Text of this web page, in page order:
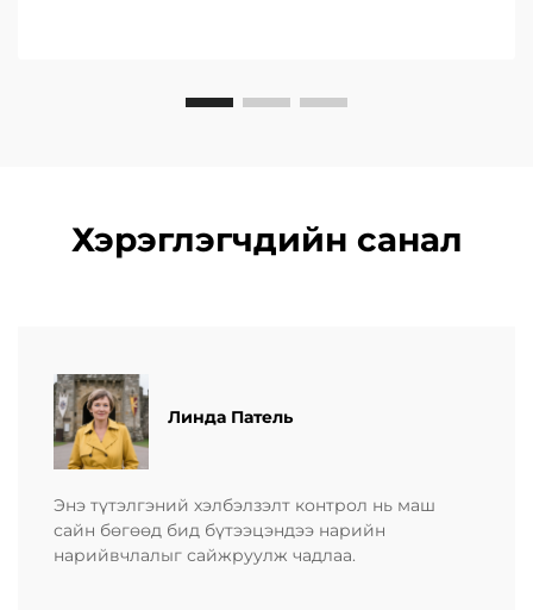
Хэрэглэгчдийн санал
Линда Патель
Энэ түтэлгэний хэлбэлзэлт контрол нь маш
сайн бөгөөд бид бүтээцэндээ нарийн
нарийвчлалыг сайжруулж чадлаа.